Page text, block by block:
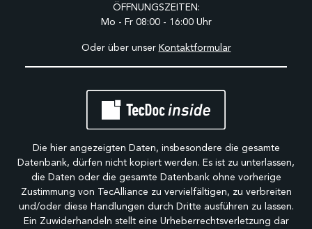
ÖFFNUNGSZEITEN:
Mo - Fr 08:00 - 16:00 Uhr
Oder über unser Kontaktformular
Die hier angezeigten Daten, insbesondere die gesamte
Datenbank, dürfen nicht kopiert werden. Es ist zu unterlassen,
die Daten oder die gesamte Datenbank ohne vorherige
Zustimmung von TecAlliance zu vervielfältigen, zu verbreiten
und/oder diese Handlungen durch Dritte ausführen zu lassen.
Ein Zuwiderhandeln stellt eine Urheberrechtsverletzung dar